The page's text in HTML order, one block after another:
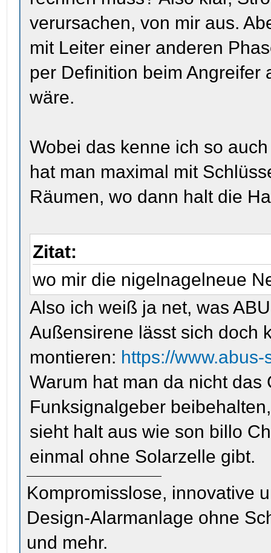
verursachen, von mir aus.
mit Leiter einer anderen
per Definition beim Angreifer
wäre.
Wobei das kenne ich so
hat man maximal mit
Räumen, wo dann halt die
Zitat:
wo mir die nigelnagelneue
Also ich weiß ja net, was
Außensirene lässt sich doch
montieren: https://
Warum hat man da nicht
Funksignalgeber
sieht halt aus wie son billo
einmal ohne Solarzelle gibt.
Kompromisslose, innovative
Design-Alarmanlage ohne
und mehr.